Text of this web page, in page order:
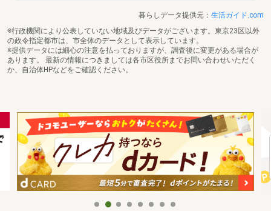
暮らしデータ提供元： 生活ガイド.com
※行政機関により公表していない地域及びデータがございます。東京23区以外
の政令指定都市は、市全体のデータとして表示しています。
※提供データには細心の注意を払っておりますが、調査後に変更がある場合が
あります。 最新の情報につきましては各市区役所までお問い合わせいただく
か、自治体HPなどをご確認ください。